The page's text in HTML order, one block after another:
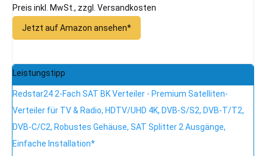
Preis inkl. MwSt., zzgl. Versandkosten
Jetzt auf Amazon ansehen*
Leistungstipp
Redstar24 2-Fach SAT BK Verteiler - Premium Satelliten-
Verteiler für TV & Radio, HDTV/UHD 4K, DVB-S/S2, DVB-T/T2,
DVB-C/C2, Robustes Gehäuse, SAT Splitter 2 Ausgänge,
Einfache Installation*